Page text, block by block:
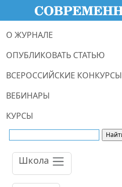
О ЖУРНАЛЕ
ОПУБЛИКОВАТЬ СТАТЬЮ
ВСЕРОССИЙСКИЕ КОНКУРСЫ
ВЕБИНАРЫ
КУРСЫ
Школа